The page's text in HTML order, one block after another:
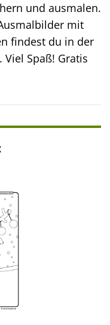
und ausmalen.
mit
findest du in der
Spaß! Gratis